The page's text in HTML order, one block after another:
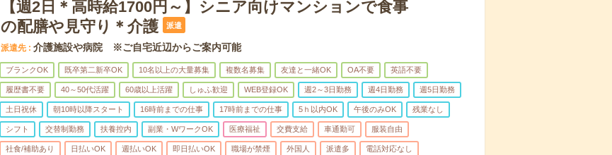
【週2日＊高時給1700円～】シニア向けマンションで食事
の配膳や見守り＊介護
派遣
派遣先 介護施設や病院 ※ご自宅近辺からご案内可能
ブランクOK 既卒第二新卒OK 10名以上の大量募集 複数名募集 友達と一緒OK OA不要 英語不要
履歴書不要 40～50代活躍 60歳以上活躍 しゅふ歓迎 WEB登録OK 週2～3日勤務 週4日勤務 週5日勤務
土日祝休 朝10時以降スタート 16時前までの仕事 17時前までの仕事 5ｈ以内OK 午後のみOK 残業なし
シフト 交替制勤務 扶養控内 副業・WワークOK 医療福祉 交費支給 車通勤可 服装自由
社食/補助あり 日払いOK 週払いOK 即日払いOK 職場が禁煙 外国人 派遣多 電話対応なし